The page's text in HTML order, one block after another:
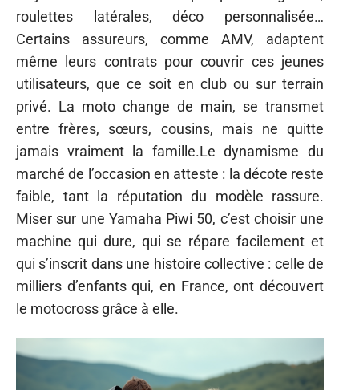
roulettes latérales, déco personnalisée…
Certains assureurs, comme AMV, adaptent
même leurs contrats pour couvrir ces jeunes
utilisateurs, que ce soit en club ou sur terrain
privé. La moto change de main, se transmet
entre frères, sœurs, cousins, mais ne quitte
jamais vraiment la famille.Le dynamisme du
marché de l’occasion en atteste : la décote reste
faible, tant la réputation du modèle rassure.
Miser sur une Yamaha Piwi 50, c’est choisir une
machine qui dure, qui se répare facilement et
qui s’inscrit dans une histoire collective : celle de
milliers d’enfants qui, en France, ont découvert
le motocross grâce à elle.